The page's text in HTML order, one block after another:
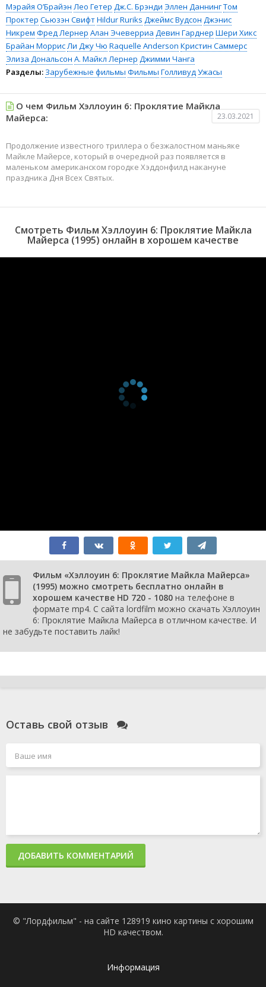
Мэрайя О’Брайэн Лео Гетер Дж.С. Брэнди Эллен ДаннингТом
Проктер Сьюзэн СвифтHildur Ruriks Джеймс Вудсон Джэнис
Никрем Фред Лернер Алан Эчеверриа Девин Гарднер Шери Хикс
Брайан МоррисЛи Джу Чю Raquelle Anderson Кристин Саммерс
Элиза Дональсон А. Майкл Лернер Джимми Чанга
Разделы: Зарубежные фильмы Фильмы ГолливудУжасы
О чем Фильм Хэллоуин 6: Проклятие Майкла
Майерса:
23.03.2021
Продолжение известного триллера о безжалостном маньяке
Майкле Майерсе, который в очередной раз появляется в
маленьком американском городке Хэддонфилд накануне
праздника Дня Всех Святых.
Смотреть Фильм Хэллоуин 6: Проклятие Майкла
Майерса (1995) онлайн в хорошем качестве
Фильм «Хэллоуин 6: Проклятие Майкла Майерса»
(1995) можно смотреть бесплатно онлайн в
хорошем качестве HD 720 - 1080 на телефоне в
формате mp4. С сайта lordfilm можно скачать Хэллоуин
6: Проклятие Майкла Майерса в отличном качестве. И
не забудьте поставить лайк!
Оставь свой отзыв
ДОБАВИТЬ КОММЕНТАРИЙ
© "Лордфильм" - на сайте 128919 кино картины с хорошим
HD качеством.
Информация